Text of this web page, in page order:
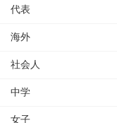
代表
海外
社会人
中学
女子